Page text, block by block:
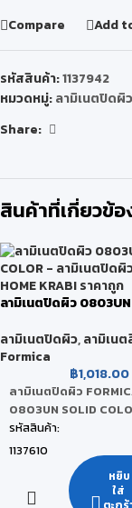
Compare Add
รหัสสินค้า:1137942
หมวดหมู่:ลามิเนตปิดผิว
Share:
สินค้าที่เกี่ยวข้อ
ลามิเนตปิดผิว 0803UN
ลามิเนตปิดผิว,ลามิเน
Formica
฿1,018.00
ลามิเนตปิดผิว
0803UN SOLID
รหัสสินค้า:
1137610
FORMICA
หยิบ
ใส่